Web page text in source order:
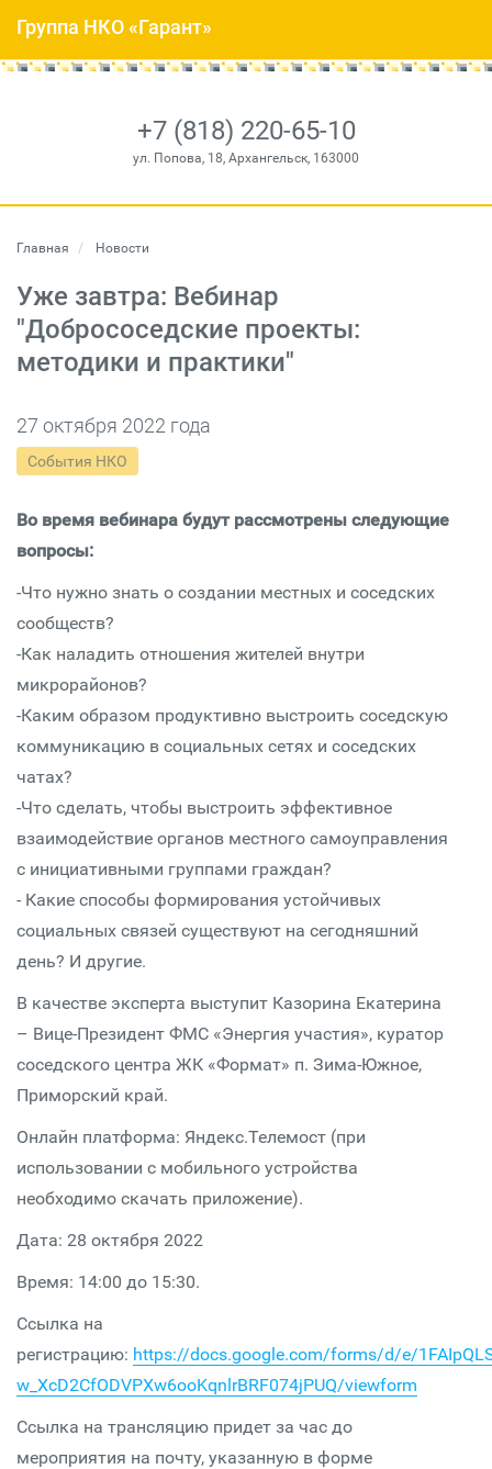
+7 (818) 220-65-10
ул. Попова, 18, Архангельск, 163000
Группа НКО «Гарант»
Главная Новости
Уже завтра: Вебинар
"Добрососедские проекты:
методики и практики"
27 октября 2022 года
События НКО
Во время вебинара будут рассмотрены следующие
вопросы:
-Что нужно знать о создании местных и соседских
сообществ?
-Как наладить отношения жителей внутри
микрорайонов?
-Каким образом продуктивно выстроить соседскую
коммуникацию в социальных сетях и соседских
чатах?
-Что сделать, чтобы выстроить эффективное
взаимодействие органов местного самоуправления
с инициативными группами граждан?
- Какие способы формирования устойчивых
социальных связей существуют на сегодняшний
день? И другие.
В качестве эксперта выступит Казорина Екатерина
– Вице-Президент ФМС «Энергия участия», куратор
соседского центра ЖК «Формат» п. Зима-Южное,
Приморский край.
Онлайн платформа: Яндекс.Телемост (при
использовании с мобильного устройства
необходимо скачать приложение).
Дата: 28 октября 2022
Время: 14:00 до 15:30.
Ссылка на
регистрацию: https://docs.google.com/forms/d/e/
w_XcD2CfODVPXw6ooKqnlrBRF074jPUQ/viewform
Ссылка на трансляцию придет за час до
мероприятия на почту, указанную в форме